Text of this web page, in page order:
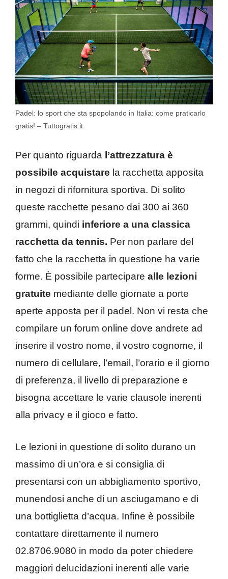
Padel: lo sport che sta spopolando in Italia: come praticarlo
gratis! – Tuttogratis.it
Per quanto riguarda l’attrezzatura è
possibile acquistare la racchetta apposita
in negozi di rifornitura sportiva. Di solito
queste racchette pesano dai 300 ai 360
grammi, quindi inferiore a una classica
racchetta da tennis. Per non parlare del
fatto che la racchetta in questione ha varie
forme. È possibile partecipare alle lezioni
gratuite mediante delle giornate a porte
aperte apposta per il padel. Non vi resta che
compilare un forum online dove andrete ad
inserire il vostro nome, il vostro cognome, il
numero di cellulare, l’email, l’orario e il giorno
di preferenza, il livello di preparazione e
bisogna accettare le varie clausole inerenti
alla privacy e il gioco e fatto.
Le lezioni in questione di solito durano un
massimo di un’ora e si consiglia di
presentarsi con un abbigliamento sportivo,
munendosi anche di un asciugamano e di
una bottiglietta d’acqua. Infine è possibile
contattare direttamente il numero
02.8706.9080 in modo da poter chiedere
maggiori delucidazioni inerenti alle varie